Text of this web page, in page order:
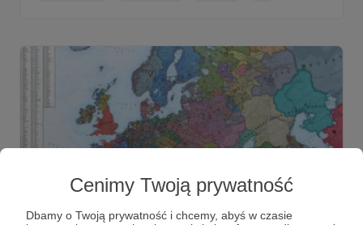
Cenimy Twoją prywatność
Dbamy o Twoją prywatność i chcemy, abyś w czasie
20.02.2023 ● Brak komentarzy